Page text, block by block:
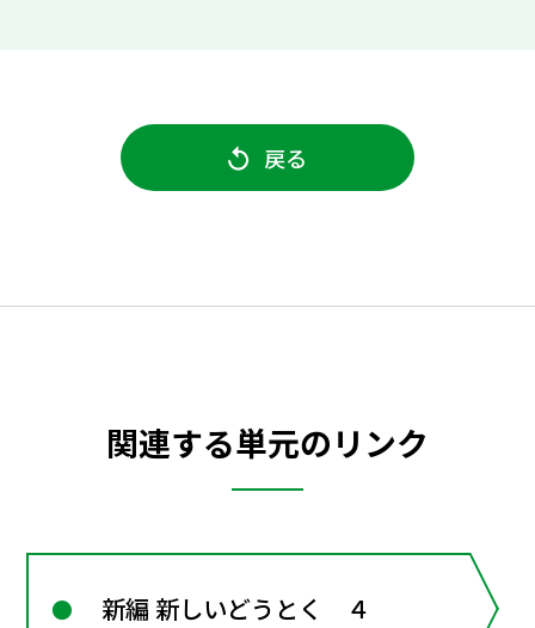
戻る
関連する単元のリンク
新編 新しいどうとく ４